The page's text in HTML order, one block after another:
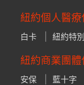
紐約個人醫
白卡 紐約特
紐約商業團體
安保 藍十字